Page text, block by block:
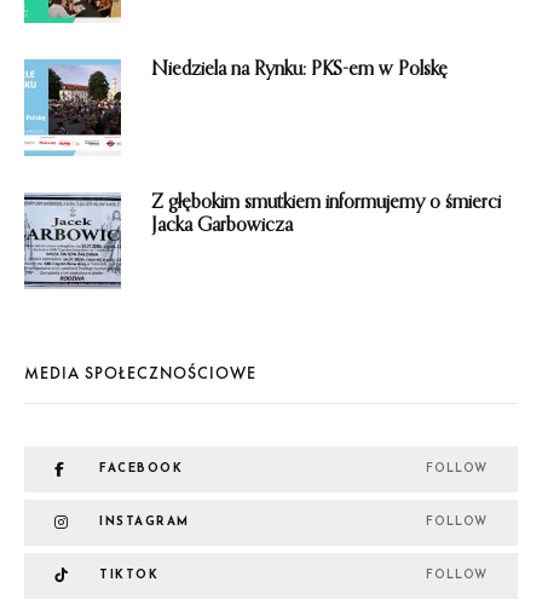
Niedziela na Rynku: PKS-em w Polskę
Z głębokim smutkiem informujemy o śmierci
Jacka Garbowicza
MEDIA SPOŁECZNOŚCIOWE
FACEBOOK FOLLOW
INSTAGRAM FOLLOW
TIKTOK FOLLOW